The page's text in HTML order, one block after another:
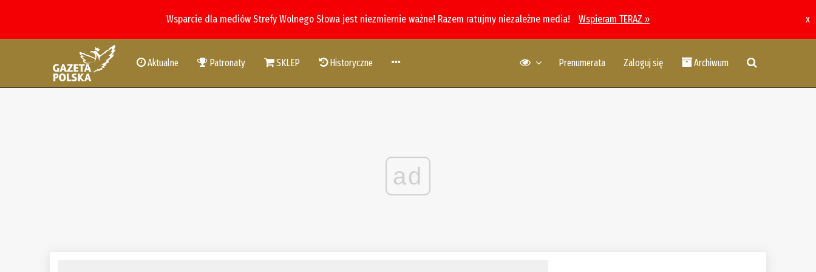
Wsparcie dla mediów Strefy Wolnego Słowa jest niezmiernie ważne! Razem ratujmy niezależne media! Wspieram TERAZ » x
Aktualne Patronaty SKLEP Historyczne Prenumerata Zaloguj się Archiwum
ad